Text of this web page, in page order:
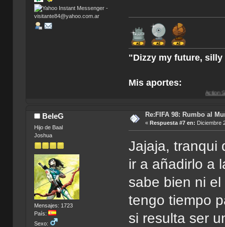
"Dizzy my future, silly
Mis aportes:
Action Soccer [Imagen
BeleG
Hijo de Baal
Joshua
Mensajes: 1723
País:
Sexo:
Re:FIFA 98: Rumbo al
« Respuesta #7 en: Diciembre
Jajaja, tranqui
ir a añadirlo a
sabe bien ni
tengo tiempo
si resulta ser